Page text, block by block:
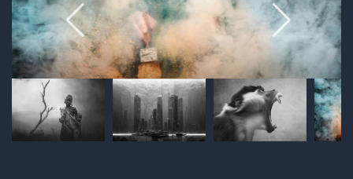
KEBABIYANA
Debdatta Chakraborty